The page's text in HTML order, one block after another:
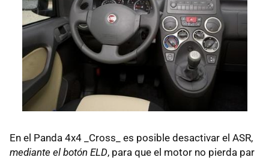
En el Panda 4x4 _Cross_ es posible desactivar el ASR,
mediante el botón ELD, para que el motor no pierda par